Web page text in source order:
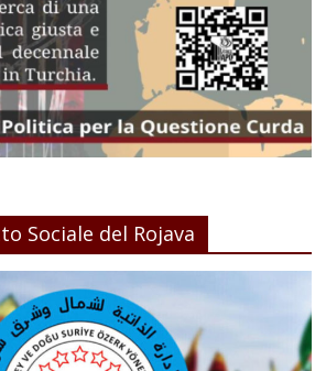
Sociale del Rojava